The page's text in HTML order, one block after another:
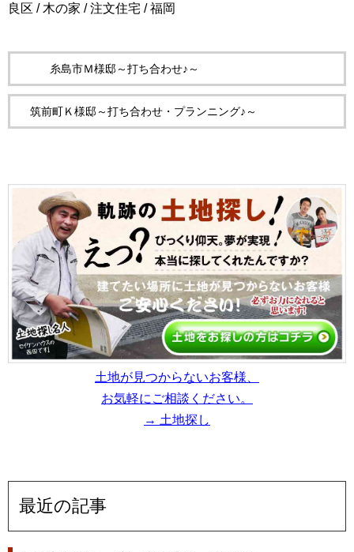
良区 / 木の家 /注文住宅 /福岡
糸島市Ｍ様邸～打ち合わせ♪～
筑前町Ｋ様邸～打ち合わせ・プランニング♪～
土地が見つからないお客様、
お気軽にご相談ください。
→ 土地探し
最近の記事